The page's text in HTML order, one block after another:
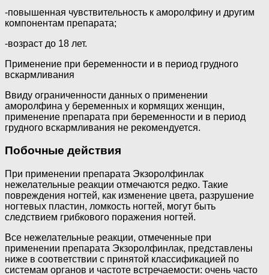
-повышенная чувствительность к аморолфину и другим
компонентам препарата;
-возраст до 18 лет.
Применение при беременности и в период грудного
вскармливания
Ввиду ограниченности данных о применении
аморолфина у беременных и кормящих женщин,
применение препарата при беременности и в период
грудного вскармливания не рекомендуется.
Побочные действия
При применении препарата Экзоролфинлак
нежелательные реакции отмечаются редко. Такие
повреждения ногтей, как изменение цвета, разрушение
ногтевых пластин, ломкость ногтей, могут быть
следствием грибкового поражения ногтей.
Все нежелательные реакции, отмеченные при
применении препарата Экзоролфинлак, представлены
ниже в соответствии с принятой классификацией по
системам органов и частоте встречаемости: очень часто